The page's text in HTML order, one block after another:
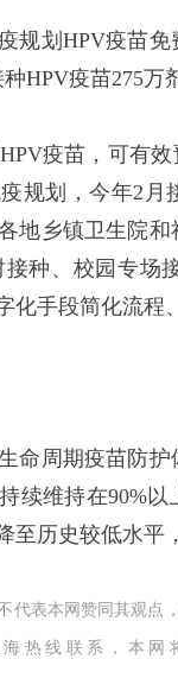
划HPV疫苗免
HPV疫苗275万
疫苗，可有效
规划，今年2
地乡镇卫生院
种、校园专场
手段简化流程
周期疫苗防护
续维持在90%
历史较低水平
代表本网赞同其观点
热线联系，本